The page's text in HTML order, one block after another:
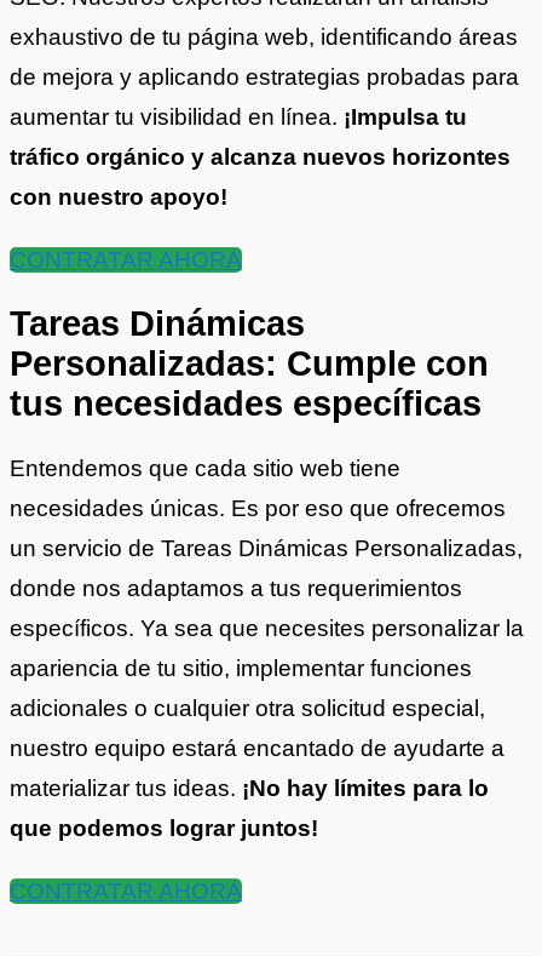
exhaustivo de tu página web, identificando áreas
de mejora y aplicando estrategias probadas para
aumentar tu visibilidad en línea. ¡Impulsa tu
tráfico orgánico y alcanza nuevos horizontes
con nuestro apoyo!
CONTRATAR AHORA
Tareas Dinámicas
Personalizadas: Cumple con
tus necesidades específicas
Entendemos que cada sitio web tiene
necesidades únicas. Es por eso que ofrecemos
un servicio de Tareas Dinámicas Personalizadas,
donde nos adaptamos a tus requerimientos
específicos. Ya sea que necesites personalizar la
apariencia de tu sitio, implementar funciones
adicionales o cualquier otra solicitud especial,
nuestro equipo estará encantado de ayudarte a
materializar tus ideas. ¡No hay límites para lo
que podemos lograr juntos!
CONTRATAR AHORA